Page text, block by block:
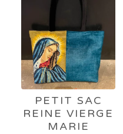
PETIT SAC
REINE VIERGE
MARIE